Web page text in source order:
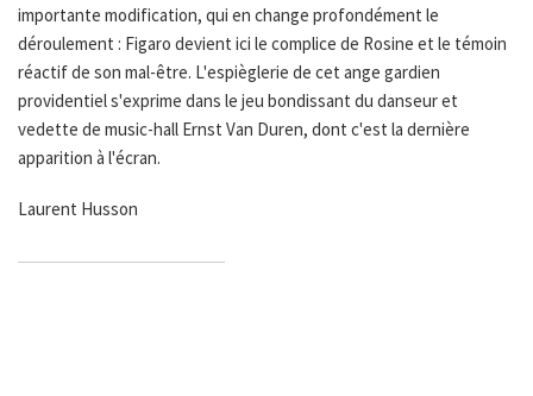
importante modification, qui en change profondément le
déroulement : Figaro devient ici le complice de Rosine et le témoin
réactif de son mal-être. L'espièglerie de cet ange gardien
providentiel s'exprime dans le jeu bondissant du danseur et
vedette de music-hall Ernst Van Duren, dont c'est la dernière
apparition à l'écran.
Laurent Husson